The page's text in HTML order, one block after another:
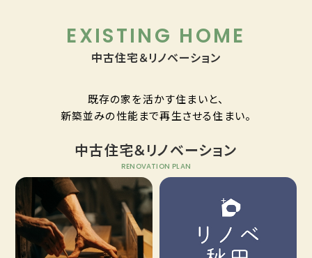
EXISTING HOME
中古住宅＆リノベーション
既存の家を活かす住まいと、
新築並みの性能まで再生させる住まい。
中古住宅＆リノベーション
RENOVATION PLAN